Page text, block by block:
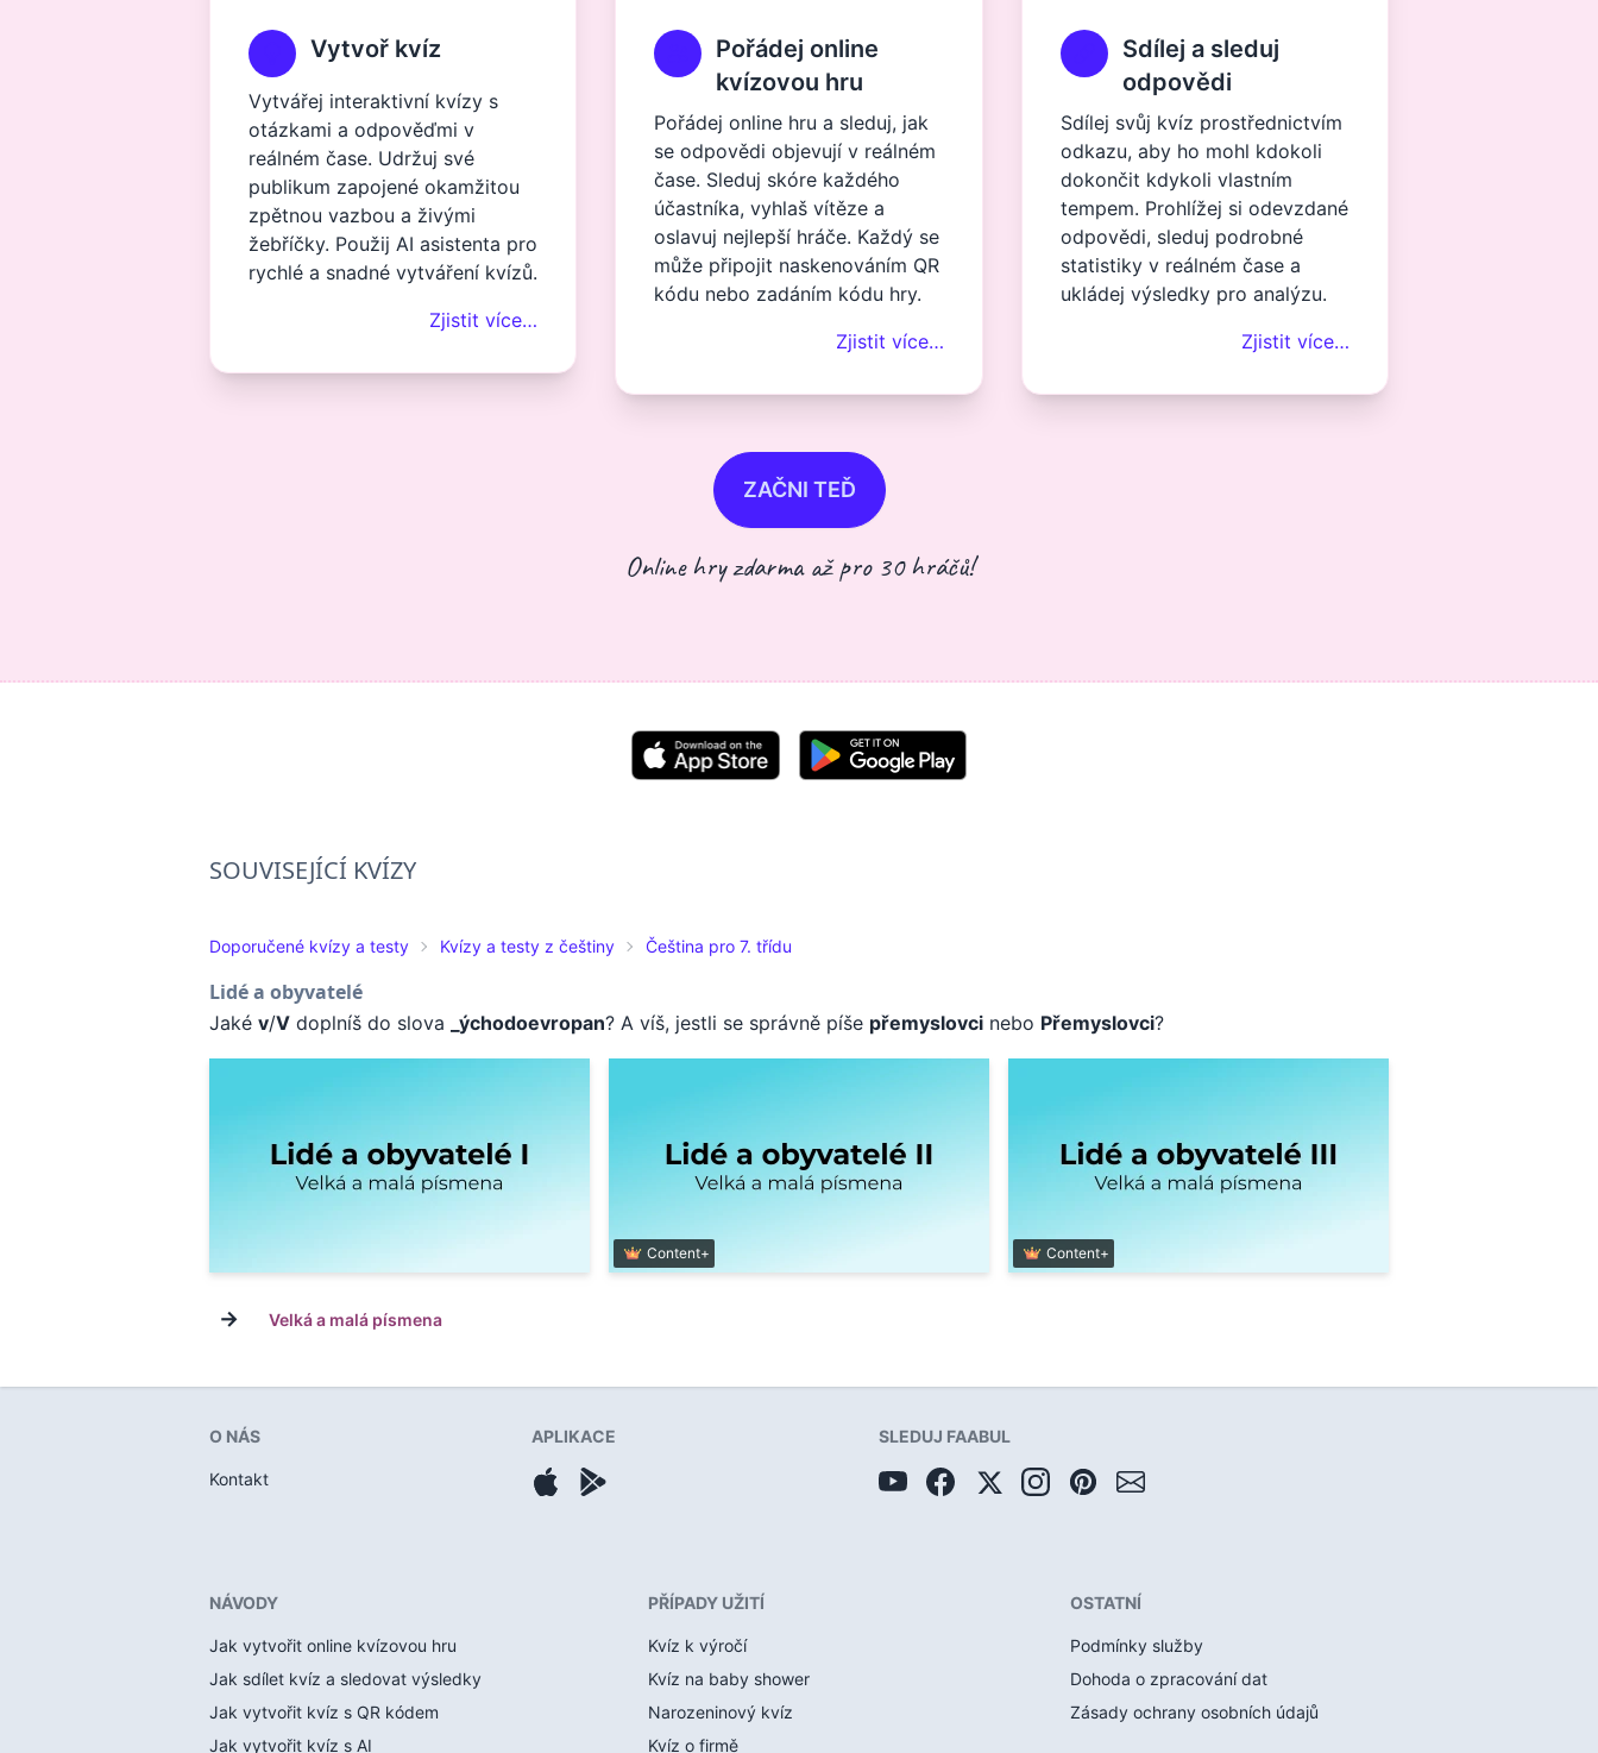
Vytvoř kvíz
Vytvářej interaktivní kvízy s
otázkami a odpověďmi v
reálném čase. Udržuj své
publikum zapojené okamžitou
zpětnou vazbou a živými
žebříčky. Použij AI asistenta pro
rychlé a snadné vytváření kvízů.
Zjistit více…
Pořádej online
kvízovou hru
Pořádej online hru a sleduj, jak
se odpovědi objevují v reálném
čase. Sleduj skóre každého
účastníka, vyhlaš vítěze a
oslavuj nejlepší hráče. Každý se
může připojit naskenováním QR
kódu nebo zadáním kódu hry.
Zjistit více…
Sdílej a sleduj
odpovědi
Sdílej svůj kvíz prostřednictvím
odkazu, aby ho mohl kdokoli
dokončit kdykoli vlastním
tempem. Prohlížej si odevzdané
odpovědi, sleduj podrobné
statistiky v reálném čase a
ukládej výsledky pro analýzu.
Zjistit více…
ZAČNI TEĎ
Online hry zdarma až pro 30 hráčů!
SOUVISEJÍCÍ KVÍZY
Doporučené kvízy a testy Kvízy a testy z češtiny Čeština pro 7. třídu
Lidé a obyvatelé
Jaké v/V doplníš do slova _ýchodoevropan? A víš, jestli se správně píše přemyslovci nebo Přemyslovci?
Content+ Content+
→ Velká a malá písmena
O NÁS
Kontakt
APLIKACE SLEDUJ FAABUL
NÁVODY
Jak vytvořit online kvízovou hru
Jak sdílet kvíz a sledovat výsledky
Jak vytvořit kvíz s QR kódem
Jak vytvořit kvíz s AI
PŘÍPADY UŽITÍ
Kvíz k výročí
Kvíz na baby shower
Narozeninový kvíz
Kvíz o firmě
OSTATNÍ
Podmínky služby
Dohoda o zpracování dat
Zásady ochrany osobních údajů